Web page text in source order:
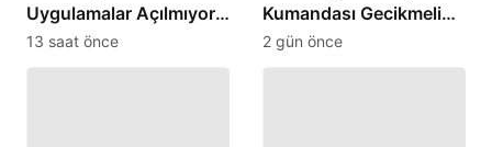
Uygulamalar Açılmıyor
Hata Veriyorsa
13 saat önce
Kumandası Gecikmeli
veya Geç Algılıyorsa
2 gün önce